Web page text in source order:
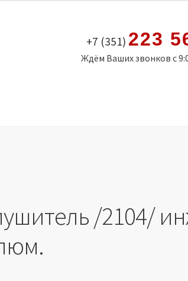
+7 (351) 223
Ждём Ваших звонков с
/2104/